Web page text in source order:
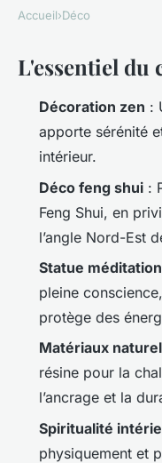
5 astuces
statue
votre déco
Accueil›Déco
L'essentiel du
Décoration zen :
apporte sérénité
intérieur.
Déco feng shui :
Feng Shui, en
l’angle Nord-Est
Statue méditation
pleine
protège des
Matériaux
résine pour la
l’ancrage et la
Spiritualité
physiquement et